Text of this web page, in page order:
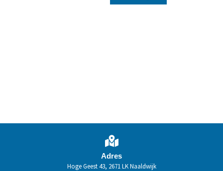
Adres
Hoge Geest 43, 2671 LK Naaldwijk